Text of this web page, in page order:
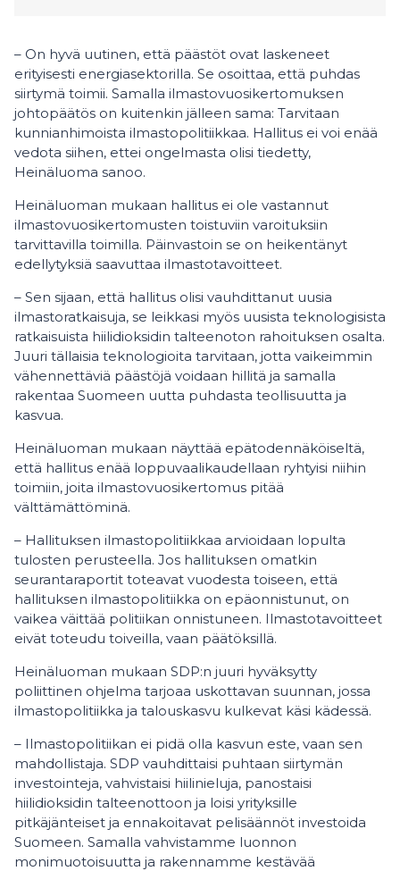
– On hyvä uutinen, että päästöt ovat laskeneet
erityisesti energiasektorilla. Se osoittaa, että puhdas
siirtymä toimii. Samalla ilmastovuosikertomuksen
johtopäätös on kuitenkin jälleen sama: Tarvitaan
kunnianhimoista ilmastopolitiikkaa. Hallitus ei voi enää
vedota siihen, ettei ongelmasta olisi tiedetty,
Heinäluoma sanoo.
Heinäluoman mukaan hallitus ei ole vastannut
ilmastovuosikertomusten toistuviin varoituksiin
tarvittavilla toimilla. Päinvastoin se on heikentänyt
edellytyksiä saavuttaa ilmastotavoitteet.
– Sen sijaan, että hallitus olisi vauhdittanut uusia
ilmastoratkaisuja, se leikkasi myös uusista teknologisista
ratkaisuista hiilidioksidin talteenoton rahoituksen osalta.
Juuri tällaisia teknologioita tarvitaan, jotta vaikeimmin
vähennettäviä päästöjä voidaan hillitä ja samalla
rakentaa Suomeen uutta puhdasta teollisuutta ja
kasvua.
Heinäluoman mukaan näyttää epätodennäköiseltä,
että hallitus enää loppuvaalikaudellaan ryhtyisi niihin
toimiin, joita ilmastovuosikertomus pitää
välttämättöminä.
– Hallituksen ilmastopolitiikkaa arvioidaan lopulta
tulosten perusteella. Jos hallituksen omatkin
seurantaraportit toteavat vuodesta toiseen, että
hallituksen ilmastopolitiikka on epäonnistunut, on
vaikea väittää politiikan onnistuneen. Ilmastotavoitteet
eivät toteudu toiveilla, vaan päätöksillä.
Heinäluoman mukaan SDP:n juuri hyväksytty
poliittinen ohjelma tarjoaa uskottavan suunnan, jossa
ilmastopolitiikka ja talouskasvu kulkevat käsi kädessä.
– Ilmastopolitiikan ei pidä olla kasvun este, vaan sen
mahdollistaja. SDP vauhdittaisi puhtaan siirtymän
investointeja, vahvistaisi hiilinieluja, panostaisi
hiilidioksidin talteenottoon ja loisi yrityksille
pitkäjänteiset ja ennakoitavat pelisäännöt investoida
Suomeen. Samalla vahvistamme luonnon
monimuotoisuutta ja rakennamme kestävää